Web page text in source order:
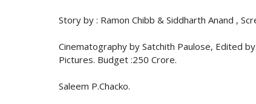
Story by : Ramon Chibb & Siddharth Anand ,
Cinematography by Satchith Paulose, Edited
Pictures. Budget :250 Crore.
Saleem P.Chacko.